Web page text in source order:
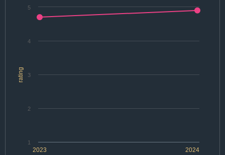
rating
2023 2024
1
2
3
4
5